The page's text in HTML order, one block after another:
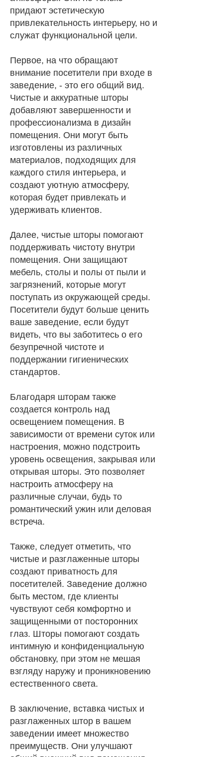
придают эстетическую
привлекательность интерьеру, но и
служат функциональной цели.
Первое, на что обращают
внимание посетители при входе в
заведение, - это его общий вид.
Чистые и аккуратные шторы
добавляют завершенности и
профессионализма в дизайн
помещения. Они могут быть
изготовлены из различных
материалов, подходящих для
каждого стиля интерьера, и
создают уютную атмосферу,
которая будет привлекать и
удерживать клиентов.
Далее, чистые шторы помогают
поддерживать чистоту внутри
помещения. Они защищают
мебель, столы и полы от пыли и
загрязнений, которые могут
поступать из окружающей среды.
Посетители будут больше ценить
ваше заведение, если будут
видеть, что вы заботитесь о его
безупречной чистоте и
поддержании гигиенических
стандартов.
Благодаря шторам также
создается контроль над
освещением помещения. В
зависимости от времени суток или
настроения, можно подстроить
уровень освещения, закрывая или
открывая шторы. Это позволяет
настроить атмосферу на
различные случаи, будь то
романтический ужин или деловая
встреча.
Также, следует отметить, что
чистые и разглаженные шторы
создают приватность для
посетителей. Заведение должно
быть местом, где клиенты
чувствуют себя комфортно и
защищенными от посторонних
глаз. Шторы помогают создать
интимную и конфиденциальную
обстановку, при этом не мешая
взгляду наружу и проникновению
естественного света.
В заключение, вставка чистых и
разглаженных штор в вашем
заведении имеет множество
преимуществ. Они улучшают